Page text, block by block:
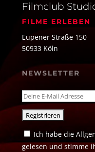
Filmclub
FILME ERLEBEN
Eupener Straße 150
50933 Köln
NEWSLETTER
Ich habe die
gelesen und stimme